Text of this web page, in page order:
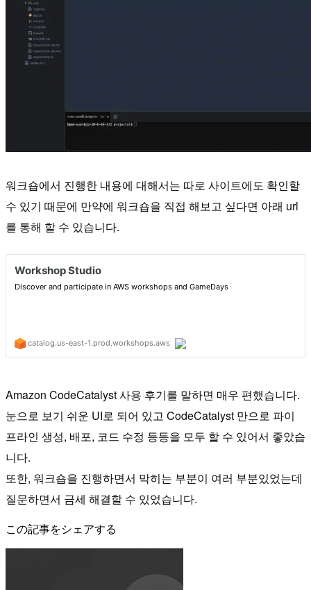
워크숍에서 진행한 내용에 대해서는 따로 사이트에도 확인할
수 있기 때문에 만약에 워크숍을 직접 해보고 싶다면 아래 url
를 통해 할 수 있습니다.
Amazon CodeCatalyst 사용 후기를 말하면 매우 편했습니다.
눈으로 보기 쉬운 UI로 되어 있고 CodeCatalyst 만으로 파이
프라인 생성, 배포, 코드 수정 등등을 모두 할 수 있어서 좋았습
니다.
또한, 워크숍을 진행하면서 막히는 부분이 여러 부분있었는데
질문하면서 금세 해결할 수 있었습니다.
この記事をシェアする